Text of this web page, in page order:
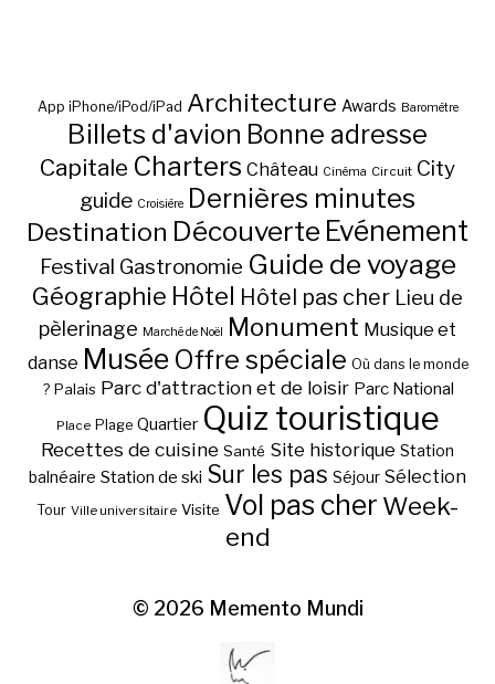
App iPhone/iPod/iPad Architecture Awards Baromètre
Billets d'avion Bonne adresse
Capitale Charters Château Cinéma Circuit City
guide Croisière Dernières minutes
Destination Découverte Evénement
Festival Gastronomie Guide de voyage
Géographie Hôtel Hôtel pas cher Lieu de
pèlerinage Marché de Noël Monument Musique et
danse Musée Offre spéciale Où dans le monde
? Palais Parc d'attraction et de loisir Parc National
Place Plage Quartier Quiz touristique
Recettes de cuisine Santé Site historique Station
balnéaire Station de ski Sur les pas Séjour Sélection
Tour Ville universitaire Visite Vol pas cher Week-
end
© 2026 Memento Mundi